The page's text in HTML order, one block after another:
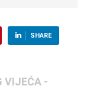
SHARE
VIJEĆA -